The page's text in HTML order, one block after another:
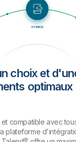
choix et
optimaux
compatible avec
plateforme